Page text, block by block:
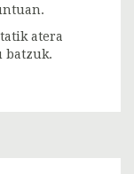
atera
batzuk.